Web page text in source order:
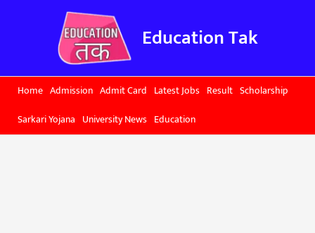
Education Tak
Home Admission Admit Card Latest Jobs Result Scholarship
Sarkari Yojana University News Education